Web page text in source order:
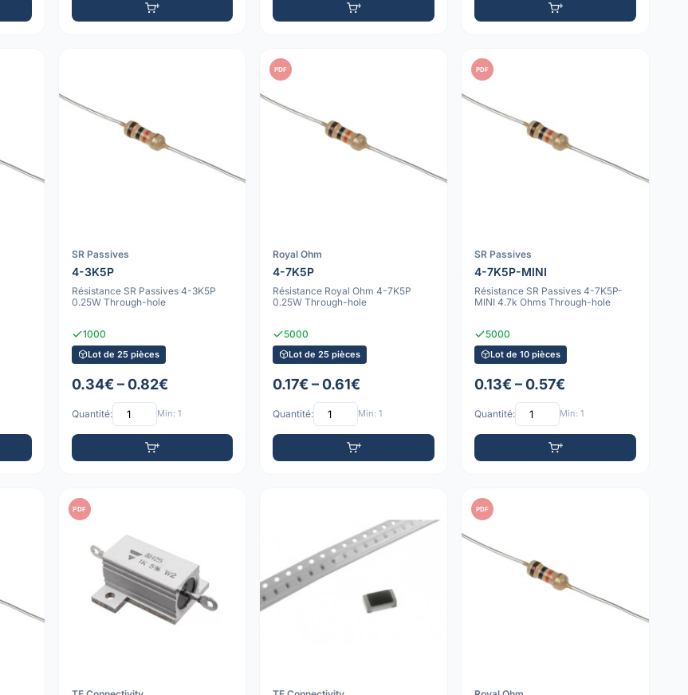
SR Passives
4-3K5P
Résistance SR Passives 4-3K5P
0.25W Through-hole
1000
Lot de 25 pièces
0.34€ – 0.82€
Quantité: Min: 1
PDF
Royal Ohm
4-7K5P
Résistance Royal Ohm 4-7K5P
0.25W Through-hole
5000
Lot de 25 pièces
0.17€ – 0.61€
Quantité: Min: 1
PDF
SR Passives
4-7K5P-MINI
Résistance SR Passives 4-7K5P-
MINI 4.7k Ohms Through-hole
5000
Lot de 10 pièces
0.13€ – 0.57€
Quantité: Min: 1
PDF PDF